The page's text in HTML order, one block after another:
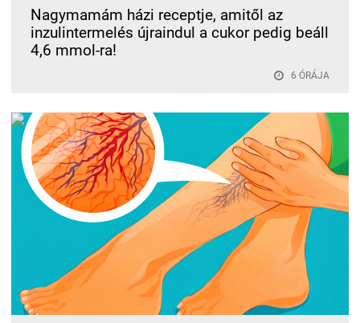
Nagymamám házi receptje, amitől az
inzulintermelés újraindul a cukor pedig beáll
4,6 mmol-ra!
6 ÓRÁJA